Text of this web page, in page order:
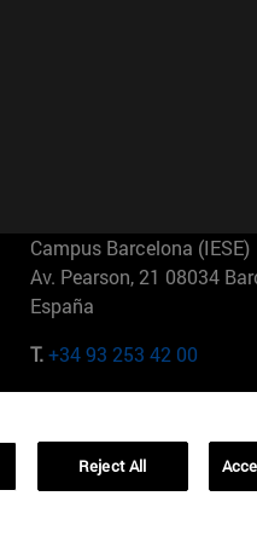
Campus Barcelona (IESE)
Av. Pearson, 21 08034
España
T.+34 93 253 42 00
01321001 Bela Vista
Reject All